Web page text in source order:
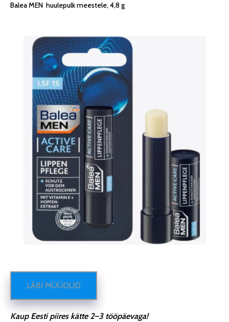
Balea MEN huulepulk meestele, 4,8 g
LÄBI MÜÜDUD
Kaup Eesti piires kätte 2–3 tööpäevaga!